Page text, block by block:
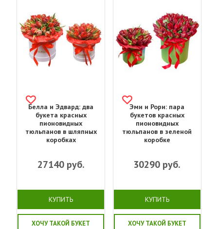
Белла и Эдвард: два
букета красных
пионовидных
тюльпанов в шляпных
коробках
27140руб.
КУПИТЬ
ХОЧУ ТАКОЙ БУКЕТ
Эми и Рори: пара
букетов красных
пионовидных
тюльпанов в зеленой
коробке
30290 руб.
КУПИТЬ
ХОЧУ ТАКОЙ БУКЕТ